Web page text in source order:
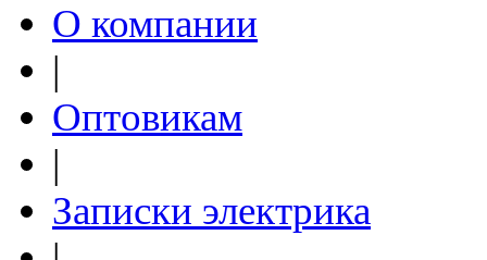
О компании
|
Оптовикам
|
Записки электрика